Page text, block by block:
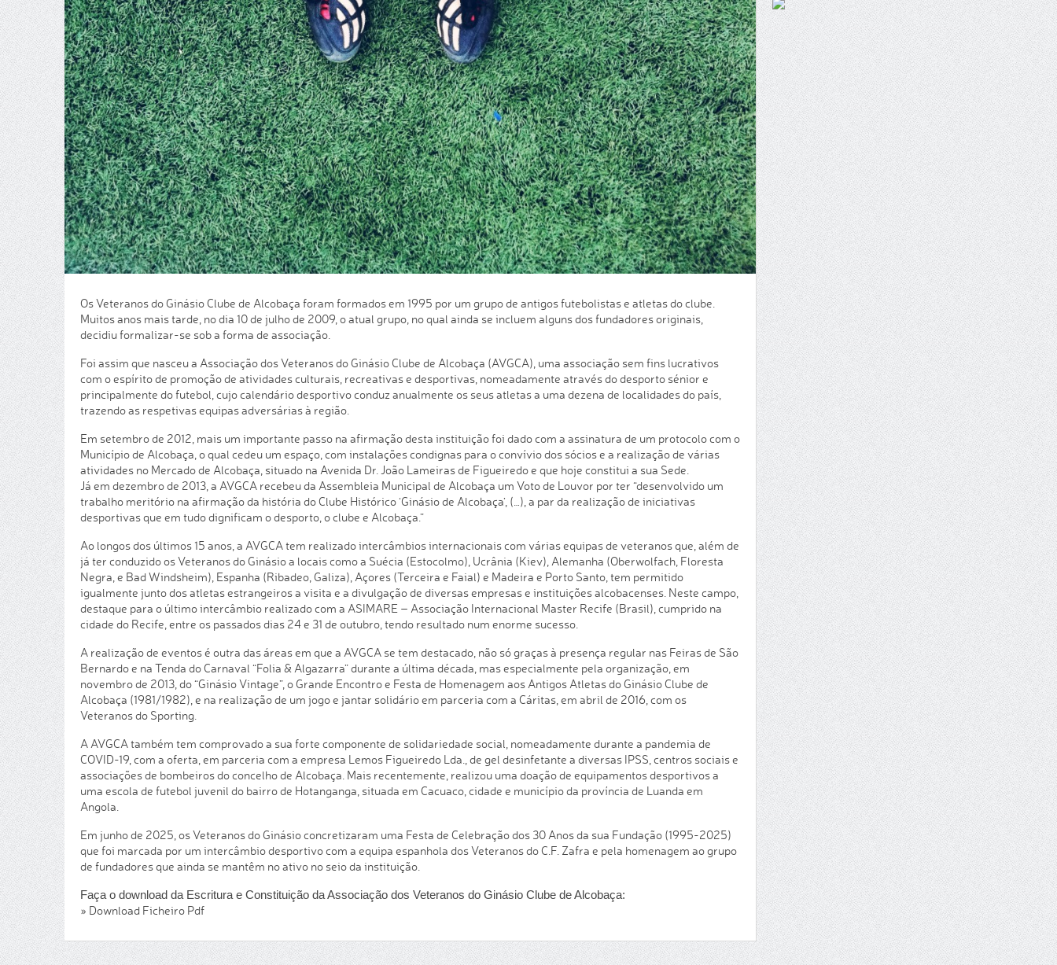
Os Veteranos do Ginásio Clube de Alcobaça foram formados em 1995 por um grupo de antigos futebolistas e atletas do clube.
Muitos anos mais tarde, no dia 10 de julho de 2009, o atual grupo, no qual ainda se incluem alguns dos fundadores originais,
decidiu formalizar-se sob a forma de associação.
Foi assim que nasceu a Associação dos Veteranos do Ginásio Clube de Alcobaça (AVGCA), uma associação sem fins lucrativos
com o espírito de promoção de atividades culturais, recreativas e desportivas, nomeadamente através do desporto sénior e
principalmente do futebol, cujo calendário desportivo conduz anualmente os seus atletas a uma dezena de localidades do país,
trazendo as respetivas equipas adversárias à região.
Em setembro de 2012, mais um importante passo na afirmação desta instituição foi dado com a assinatura de um protocolo com o
Município de Alcobaça, o qual cedeu um espaço, com instalações condignas para o convívio dos sócios e a realização de várias
atividades no Mercado de Alcobaça, situado na Avenida Dr. João Lameiras de Figueiredo e que hoje constitui a sua Sede.
Já em dezembro de 2013, a AVGCA recebeu da Assembleia Municipal de Alcobaça um Voto de Louvor por ter “desenvolvido um
trabalho meritório na afirmação da história do Clube Histórico ‘Ginásio de Alcobaça’, (…), a par da realização de iniciativas
desportivas que em tudo dignificam o desporto, o clube e Alcobaça.”
Ao longos dos últimos 15 anos, a AVGCA tem realizado intercâmbios internacionais com várias equipas de veteranos que, além de
já ter conduzido os Veteranos do Ginásio a locais como a Suécia (Estocolmo), Ucrânia (Kiev), Alemanha (Oberwolfach, Floresta
Negra, e Bad Windsheim), Espanha (Ribadeo, Galiza), Açores (Terceira e Faial) e Madeira e Porto Santo, tem permitido
igualmente junto dos atletas estrangeiros a visita e a divulgação de diversas empresas e instituições alcobacenses. Neste campo,
destaque para o último intercâmbio realizado com a ASIMARE – Associação Internacional Master Recife (Brasil), cumprido na
cidade do Recife, entre os passados dias 24 e 31 de outubro, tendo resultado num enorme sucesso.
A realização de eventos é outra das áreas em que a AVGCA se tem destacado, não só graças à presença regular nas Feiras de São
Bernardo e na Tenda do Carnaval “Folia & Algazarra” durante a última década, mas especialmente pela organização, em
novembro de 2013, do “Ginásio Vintage”, o Grande Encontro e Festa de Homenagem aos Antigos Atletas do Ginásio Clube de
Alcobaça (1981/1982), e na realização de um jogo e jantar solidário em parceria com a Cáritas, em abril de 2016, com os
Veteranos do Sporting.
A AVGCA também tem comprovado a sua forte componente de solidariedade social, nomeadamente durante a pandemia de
COVID-19, com a oferta, em parceria com a empresa Lemos Figueiredo Lda., de gel desinfetante a diversas IPSS, centros sociais e
associações de bombeiros do concelho de Alcobaça. Mais recentemente, realizou uma doação de equipamentos desportivos a
uma escola de futebol juvenil do bairro de Hotanganga, situada em Cacuaco, cidade e município da província de Luanda em
Angola.
Em junho de 2025, os Veteranos do Ginásio concretizaram uma Festa de Celebração dos 30 Anos da sua Fundação (1995-2025)
que foi marcada por um intercâmbio desportivo com a equipa espanhola dos Veteranos do C.F. Zafra e pela homenagem ao grupo
de fundadores que ainda se mantêm no ativo no seio da instituição.
Faça o download da Escritura e Constituição da Associação dos Veteranos do Ginásio Clube de Alcobaça:
» Download Ficheiro Pdf